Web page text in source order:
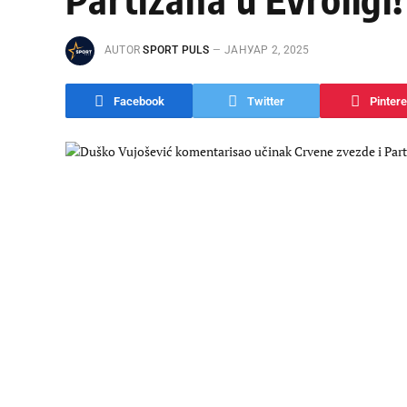
AUTOR SPORT PULS ЈАНУАР 2, 2025
Facebook Twitter